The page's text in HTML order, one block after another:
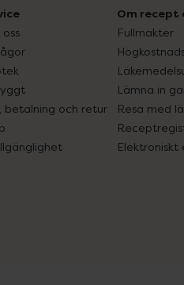
betalning och retur
Om recept
Fullmakter
Lämna in
Resa med
Elektroniskt